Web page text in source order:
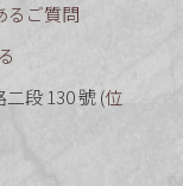
るご質問
段 130 號 (位